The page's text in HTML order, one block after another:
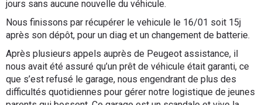
jours sans aucune nouvelle du véhicule.
Nous finissons par récupérer le vehicule le 16/01 soit 15j
après son dépôt, pour un diag et un changement de batterie.
Après plusieurs appels auprès de Peugeot assistance, il
nous avait été assuré qu’un prêt de véhicule était garanti, ce
que s’est refusé le garage, nous engendrant de plus des
difficultés quotidiennes pour gérer notre logistique de jeunes